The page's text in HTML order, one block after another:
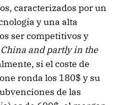
caracterizados por un
y una alta
ser competitivos y
and partly in the
si el coste de
ronda los 180$ y su
de las